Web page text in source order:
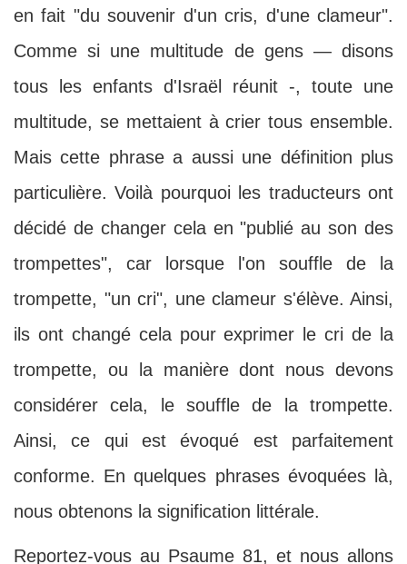
en fait "du souvenir d'un cris, d'une clameur".
Comme si une multitude de gens — disons
tous les enfants d'Israël réunit -, toute une
multitude, se mettaient à crier tous ensemble.
Mais cette phrase a aussi une définition plus
particulière. Voilà pourquoi les traducteurs ont
décidé de changer cela en "publié au son des
trompettes", car lorsque l'on souffle de la
trompette, "un cri", une clameur s'élève. Ainsi,
ils ont changé cela pour exprimer le cri de la
trompette, ou la manière dont nous devons
considérer cela, le souffle de la trompette.
Ainsi, ce qui est évoqué est parfaitement
conforme. En quelques phrases évoquées là,
nous obtenons la signification littérale.
Reportez-vous au Psaume 81, et nous allons